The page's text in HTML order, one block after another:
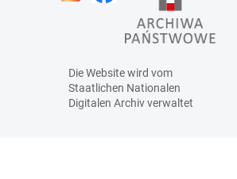
Die Website wird vom
Staatlichen Nationalen
Digitalen Archivverwaltet